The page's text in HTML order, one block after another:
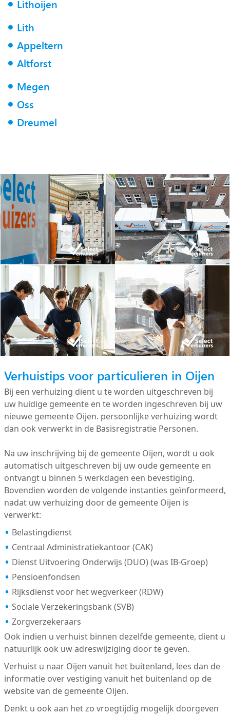
Lithoijen
Lith
Appeltern
Altforst
Megen
Oss
Dreumel
Verhuistips voor particulieren in Oijen
Bij een verhuizing dient u te worden uitgeschreven bij
uw huidige gemeente en te worden ingeschreven bij uw
nieuwe gemeente Oijen. persoonlijke verhuizing wordt
dan ook verwerkt in de Basisregistratie Personen.
Na uw inschrijving bij de gemeente Oijen, wordt u ook
automatisch uitgeschreven bij uw oude gemeente en
ontvangt u binnen 5 werkdagen een bevestiging.
Bovendien worden de volgende instanties geïnformeerd,
nadat uw verhuizing door de gemeente Oijen is
verwerkt:
Belastingdienst
Centraal Administratiekantoor (CAK)
Dienst Uitvoering Onderwijs (DUO) (was IB-Groep)
Pensioenfondsen
Rijksdienst voor het wegverkeer (RDW)
Sociale Verzekeringsbank (SVB)
Zorgverzekeraars
Ook indien u verhuist binnen dezelfde gemeente, dient u
natuurlijk ook uw adreswijziging door te geven.
Verhuist u naar Oijen vanuit het buitenland, lees dan de
informatie over vestiging vanuit het buitenland op de
website van de gemeente Oijen.
Denkt u ook aan het zo vroegtijdig mogelijk doorgeven